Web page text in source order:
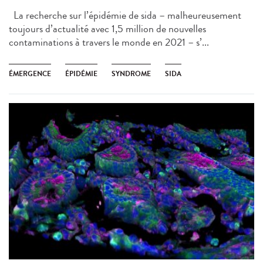
La recherche sur l’épidémie de sida – malheureusement
toujours d’actualité avec 1,5 million de nouvelles
contaminations à travers le monde en 2021 – s’...
ÉMERGENCE ÉPIDÉMIE SYNDROME SIDA